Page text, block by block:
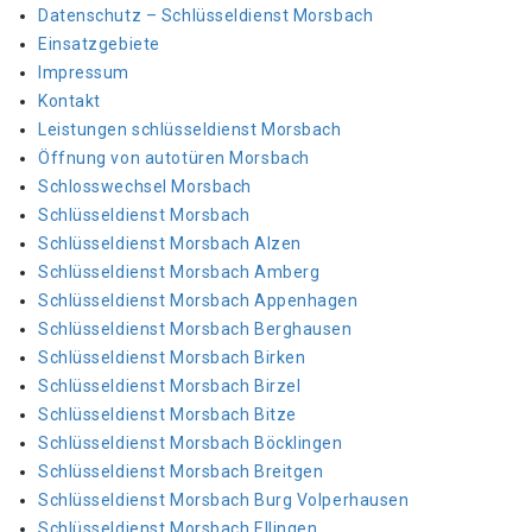
Datenschutz – Schlüsseldienst Morsbach
Einsatzgebiete
Impressum
Kontakt
Leistungen schlüsseldienst Morsbach
Öffnung von autotüren Morsbach
Schlosswechsel Morsbach
Schlüsseldienst Morsbach
Schlüsseldienst Morsbach Alzen
Schlüsseldienst Morsbach Amberg
Schlüsseldienst Morsbach Appenhagen
Schlüsseldienst Morsbach Berghausen
Schlüsseldienst Morsbach Birken
Schlüsseldienst Morsbach Birzel
Schlüsseldienst Morsbach Bitze
Schlüsseldienst Morsbach Böcklingen
Schlüsseldienst Morsbach Breitgen
Schlüsseldienst Morsbach Burg Volperhausen